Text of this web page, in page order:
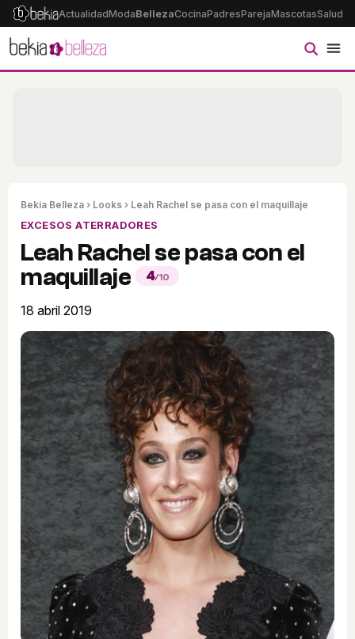
ActualidadModaBellezaCocinaPadresParejaMascotasSalud
Bekia Belleza › Looks › Leah Rachel se pasa con el maquillaje
EXCESOS ATERRADORES
Leah Rachel se pasa con el
maquillaje
4/10
18 abril 2019